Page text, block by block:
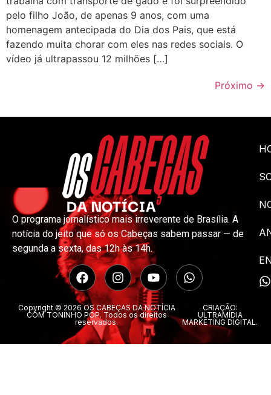
pelo filho João, de apenas 9 anos, com uma
homenagem antecipada do Dia dos Pais, que está
fazendo muita chorar com eles nas redes sociais. O
vídeo já ultrapassou 12 milhões […]
Próximo →
O programa jornalístico mais irreverente de Brasília. A
notícia do jeito que só os Cabeças sabem passar — de
segunda a sexta, das 12h às 14h.
Copyright © 2026 OS CABEÇAS DA NOTÍCIA
COM TONINHO POP. Todos os direitos
reservados.
CRIAÇÃO:
ULTRAMÍDIA
MARKETING DIGITAL.